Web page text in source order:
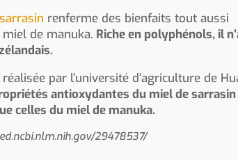
renferme des bienfaits tout aussi
de manuka. Riche en polyphénols, il
par l’université d’agriculture de
antioxydantes du miel de
celles du miel de manuka.
29478537/